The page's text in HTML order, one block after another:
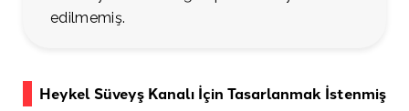
edilmemiş.
Heykel Süveyş Kanalı İçin Tasarlanmak İstenmiş